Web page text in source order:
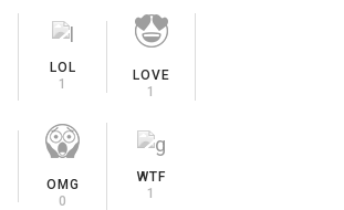
LOL
1
LOVE
1
OMG
0
WTF
1